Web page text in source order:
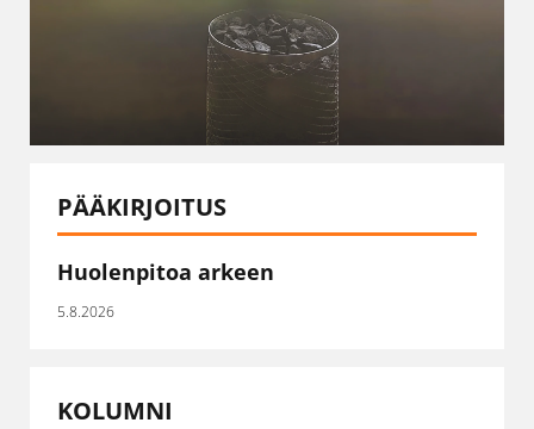
PÄÄKIRJOITUS
Huolenpitoa arkeen
5.8.2026
KOLUMNI